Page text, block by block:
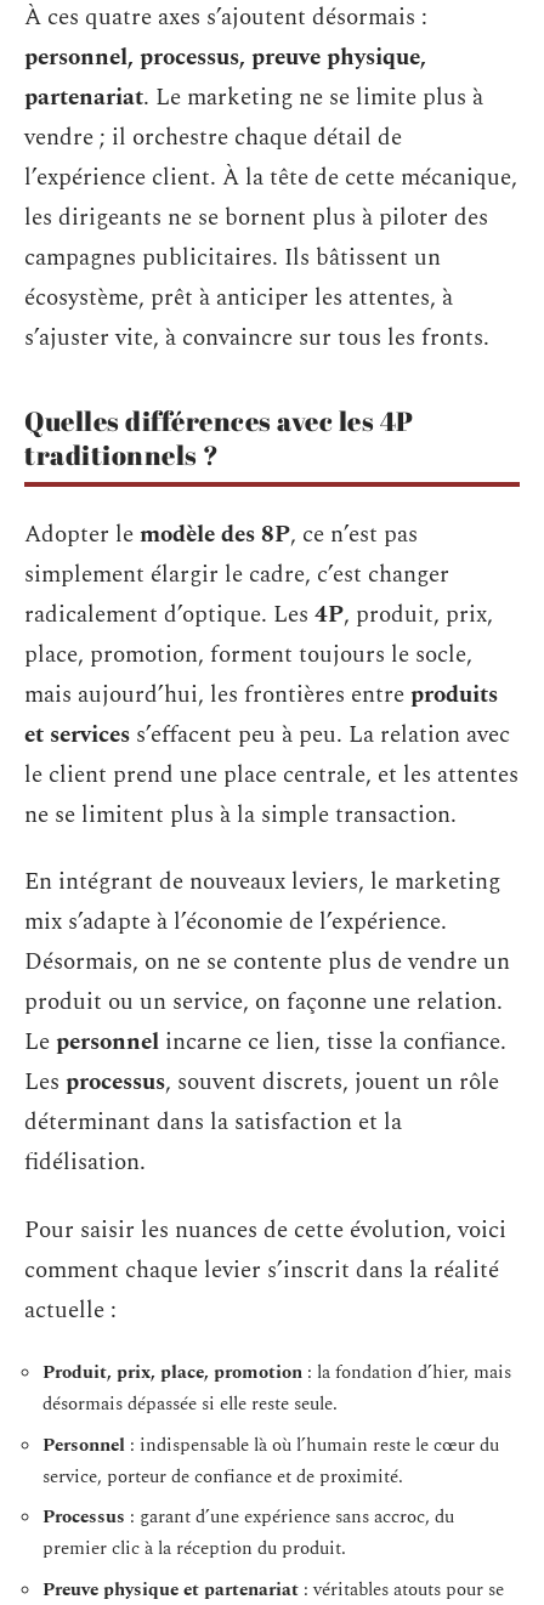
À ces quatre axes s’ajoutent désormais :
personnel, processus, preuve physique,
partenariat. Le marketing ne se limite plus à
vendre ; il orchestre chaque détail de
l’expérience client. À la tête de cette mécanique,
les dirigeants ne se bornent plus à piloter des
campagnes publicitaires. Ils bâtissent un
écosystème, prêt à anticiper les attentes, à
s’ajuster vite, à convaincre sur tous les fronts.
Quelles différences avec les 4P
traditionnels ?
Adopter lemodèle des 8P, ce n’est pas
simplement élargir le cadre, c’est changer
radicalement d’optique. Les 4P, produit, prix,
place, promotion, forment toujours le socle,
mais aujourd’hui, les frontières entreproduits
et services s’effacent peu à peu. La relation avec
le client prend une place centrale, et les attentes
ne se limitent plus à la simple transaction.
En intégrant de nouveaux leviers, le marketing
mix s’adapte à l’économie de l’expérience.
Désormais, on ne se contente plus de vendre un
produit ou un service, on façonne une relation.
Lepersonnel incarne ce lien, tisse la confiance.
Les processus, souvent discrets, jouent un rôle
déterminant dans la satisfaction et la
fidélisation.
Pour saisir les nuances de cette évolution, voici
comment chaque levier s’inscrit dans la réalité
actuelle :
Produit, prix, place, promotion : la fondation d’hier, mais
désormais dépassée si elle reste seule.
Personnel : indispensable là où l’humain reste le cœur du
service, porteur de confiance et de proximité.
Processus : garant d’une expérience sans accroc, du
premier clic à la réception du produit.
Preuve physique et partenariat : véritables atouts pour se